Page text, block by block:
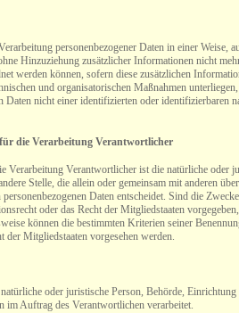
personenbezogener Daten in einer Weise,
Hinzuziehung zusätzlicher Informationen nicht
werden können, sofern diese zusätzlichen
und organisatorischen Maßnahmen
Daten nicht einer identifizierten oder identifizierbaren
die Verarbeitung Verantwortlicher
Verarbeitung Verantwortlicher ist die natürliche oder
Stelle, die allein oder gemeinsam mit anderen
Daten entscheidet. Sind die
oder das Recht der Mitgliedstaaten
können die bestimmten Kriterien seiner
der Mitgliedstaaten vorgesehen werden.
oder juristische Person, Behörde, Einrichtung
im Auftrag des Verantwortlichen verarbeitet.